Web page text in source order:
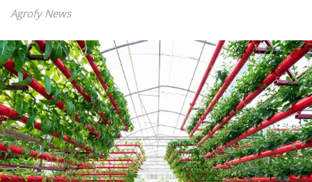
Agrofy News